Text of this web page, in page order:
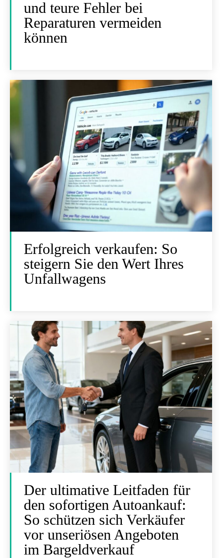
und teure Fehler bei
Reparaturen vermeiden
können
Erfolgreich verkaufen: So
steigern Sie den Wert Ihres
Unfallwagens
Der ultimative Leitfaden für
den sofortigen Autoankauf:
So schützen sich Verkäufer
vor unseriösen Angeboten
im Bargeldverkauf